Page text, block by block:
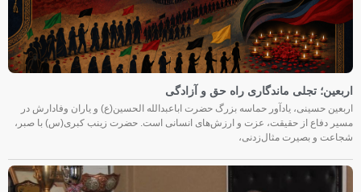
اربعین؛ تجلی ماندگاری راه حق و آزادگی
اربعین حسینی، یادآور حماسه بزرگ حضرت اباعبدالله الحسین(ع) و یاران وفادارش در
مسیر دفاع از حقیقت، عزت و ارزش‌های انسانی است. حضرت زینب کبری(س) با صبر،
شجاعت و بصیرت مثال‌زدنی،